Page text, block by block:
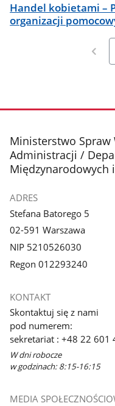
Handel kobietami –
organizacji
stopka
Ministerstwo Spraw
Administracji /
Międzynarodowych
ADRES
Stefana Batorego 5
02-591 Warszawa
NIP 5210526030
Regon 012293240
KONTAKT
Skontaktuj się z nami
pod numerem:
sekretariat : +48 22 601
W dni robocze
w godzinach: 8:15-16:15
MEDIA